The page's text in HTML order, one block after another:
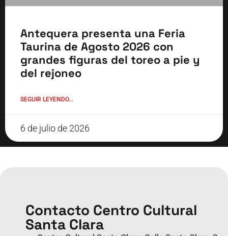
Antequera presenta una Feria
Taurina de Agosto 2026 con
grandes figuras del toreo a pie y
del rejoneo
SEGUIR LEYENDO...
6 de julio de 2026
Contacto Centro Cultural
Santa Clara